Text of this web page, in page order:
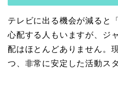
テレビに出る機会が減ると
心配する人もいますが、ジ
配はほとんどありません。
つ、非常に安定した活動ス